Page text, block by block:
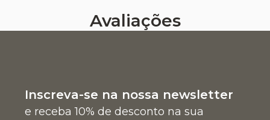
Avaliações
Inscreva-se na nossa newsletter
e receba 10% de desconto na sua